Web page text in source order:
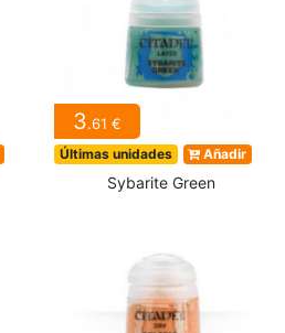
3.61 €
Últimas unidades Añadir
Sybarite Green